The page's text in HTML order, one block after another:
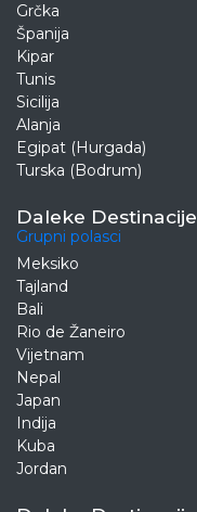
Grčka
Španija
Kipar
Tunis
Sicilija
Alanja
Egipat (Hurgada)
Turska (Bodrum)
Daleke Destinacije
Grupni polasci
Meksiko
Tajland
Bali
Rio de Žaneiro
Vijetnam
Nepal
Japan
Indija
Kuba
Jordan